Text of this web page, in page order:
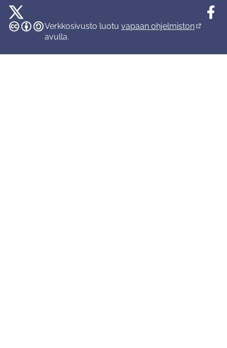
Creative Commons -lisenssi
(Ulkoinen linkki)Verkkosivusto luotu vapaan ohjelmiston
avulla.
Tuusulan osallistumisalusta X-palvelussa
(Ulkoinen linkki)